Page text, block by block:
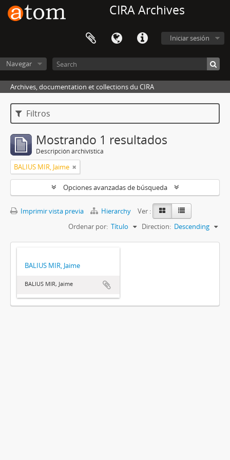
CIRA Archives
Iniciar sesión
Navegar
Archives, documentation et collections du CIRA
Filtros
Mostrando 1 resultados
Descripción archivística
BALIUS MIR, Jaime
Opciones avanzadas de búsqueda
Imprimir vista previa Hierarchy
Ver :
Ordenar por: Título Direction: Descending
BALIUS MIR, Jaime
BALIUS MIR, Jaime